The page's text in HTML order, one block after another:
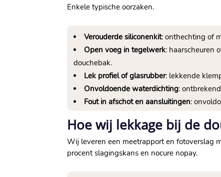
Enkele typische oorzaken.
Verouderde siliconenkit: onthechting of
Open voeg in tegelwerk: haarscheuren
douchebak.
Lek profiel of glasrubber: lekkende
Onvoldoende waterdichting:
Fout in afschot en aansluitingen:
Hoe wij lekkage bij de
Wij leveren een meetrapport en fotoverslag
procent slagingskans en nocure nopay.